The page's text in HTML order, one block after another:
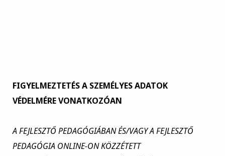
FIGYELMEZTETÉS A SZEMÉLYES ADATOK
VÉDELMÉRE VONATKOZÓAN
A FEJLESZTŐ PEDAGÓGIÁBAN ÉS/VAGY A FEJLESZTŐ
PEDAGÓGIA ONLINE-ON KÖZZÉTETT